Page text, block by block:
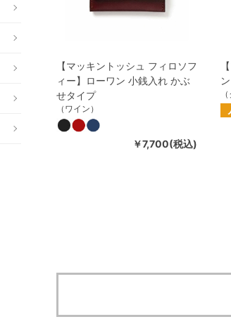
【マッキントッシュ フィロソフ
ィー】ローワン 小銭入れ かぶ
せタイプ
（ワイン）
￥7,700(税込)